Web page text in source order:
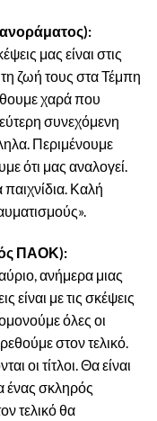
μας είναι στις
ζωή τους στα Τέμπη
χαρά που
συνεχόμενη
Περιμένουμε
ότι μας αναλογεί.
Καλή
ΠΑΟΚ):
ανήμερα μιας
είναι με τις σκέψεις
όλες οι
στον τελικό.
οι τίτλοι. Θα είναι
ένας σκληρός
τελικό θα